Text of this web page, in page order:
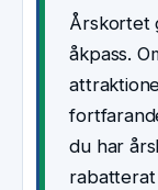
Årskortet
åkpass.
du har